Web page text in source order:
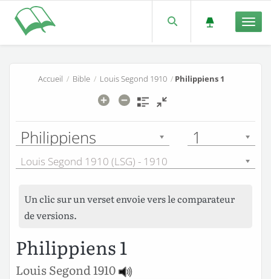
Accueil / Bible / Louis Segond 1910 / Philippiens 1
Philippiens 1
Louis Segond 1910 (LSG) - 1910
Un clic sur un verset envoie vers le comparateur
de versions.
Philippiens 1
Louis Segond 1910